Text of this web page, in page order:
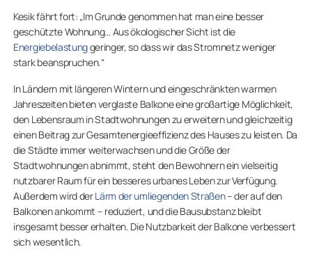
Kesik fährt fort: „Im Grunde genommen hat man eine besser
geschützte Wohnung… Aus ökologischer Sicht ist die
Energiebelastunggeringer, so dass wir das Stromnetz weniger
stark beanspruchen.“
In Ländern mit längeren Wintern und eingeschränkten warmen
Jahreszeiten bieten verglaste Balkone eine großartige Möglichkeit,
den Lebensraum in Stadtwohnungen zu erweitern und gleichzeitig
einen Beitrag zur Gesamtenergieeffizienz des Hauses zu leisten. Da
die Städte immer weiterwachsen und die Größe der
Stadtwohnungen abnimmt, steht den Bewohnern ein vielseitig
nutzbarer Raum für ein besseres urbanes Leben zur Verfügung.
Außerdem wird derLärm der umliegenden Straßen– der auf den
Balkonen ankommt – reduziert, und die Bausubstanz bleibt
insgesamt besser erhalten. Die Nutzbarkeit der Balkone verbessert
sich wesentlich.